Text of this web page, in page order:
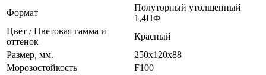
Формат
Полуторный утолщенный
1,4НФ
Цвет / Цветовая гамма и
оттенок
Красный
Размер, мм.
250х120х88
Морозостойкость
F100